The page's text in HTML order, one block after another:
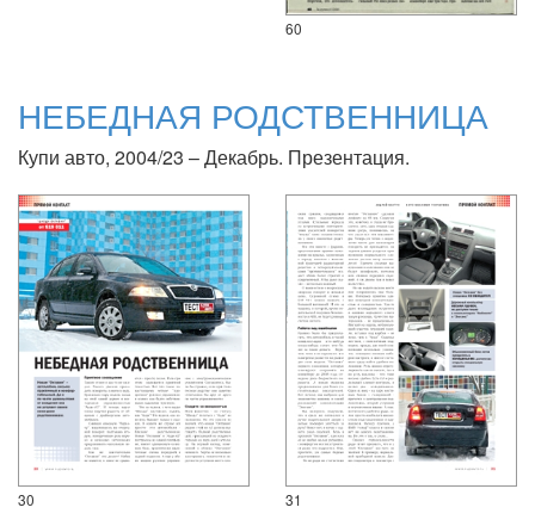
60
НЕБЕДНАЯ РОДСТВЕННИЦА
Купи авто, 2004/23 – Декабрь. Презентация.
30 31